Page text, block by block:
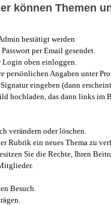
können Themen
bestätigt werden
per Email gesendet.
oben einloggen.
persönlichen Angaben unter
eingeben (dann
hochladen, das dann links im
verändern oder löschen.
Rubrik ein neues Thema zu
Sie die Rechte, Ihren
Besuch.